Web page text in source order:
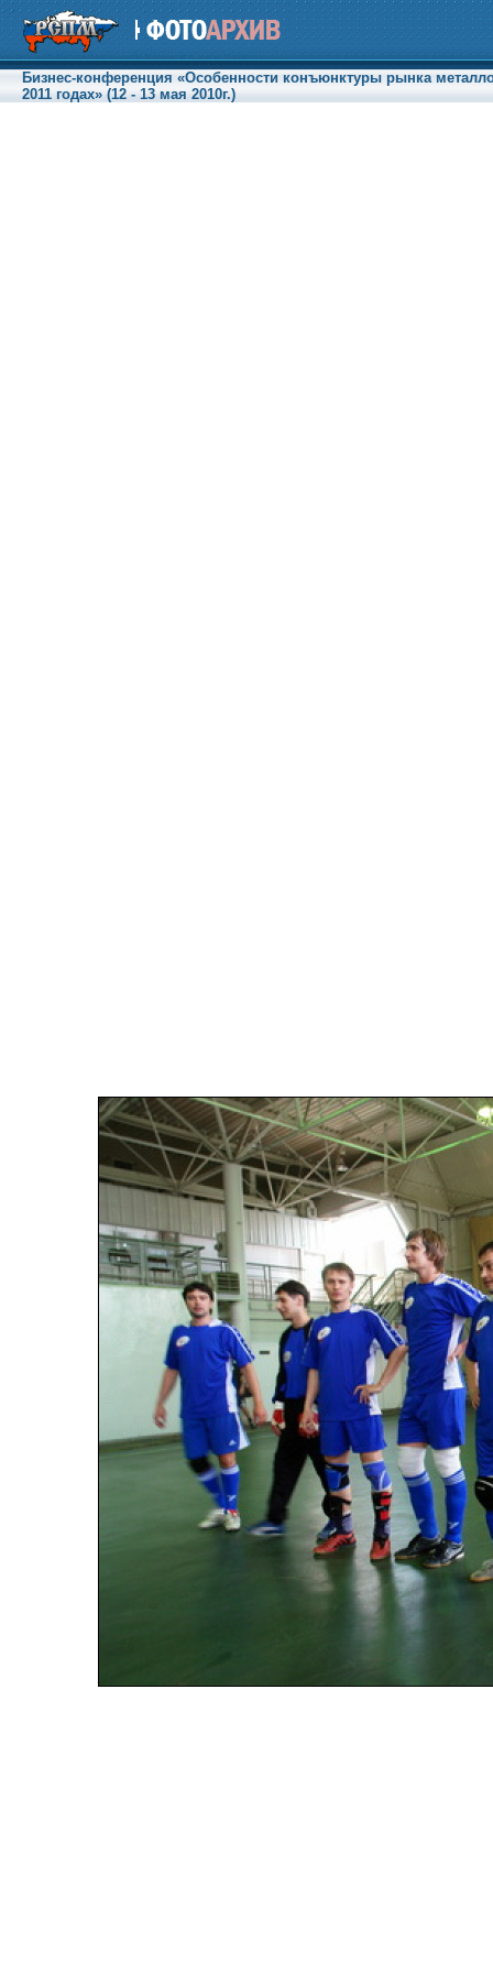
Бизнес-конференция «Особенности конъюнктуры рынка
2011 годах» (12 - 13 мая 2010г.)